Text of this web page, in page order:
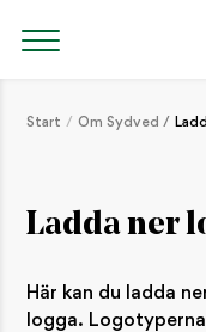
Start Om Sydved
Ladda ner
Här kan du ladda
logga.